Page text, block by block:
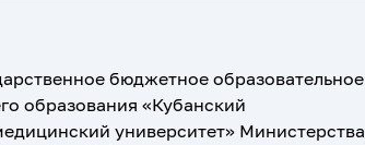
бюджетное образовательное
образования «Кубанский
университет» Министерства